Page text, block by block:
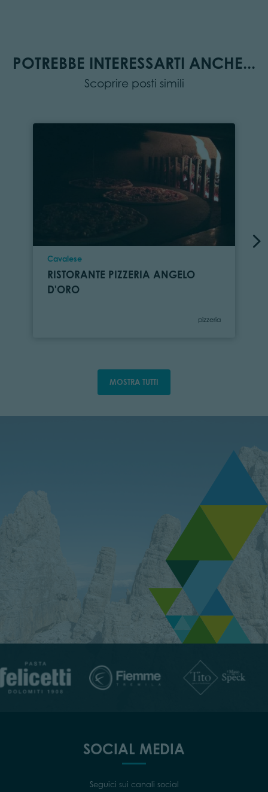
POTREBBE INTERESSARTI ANCHE...
Scoprire posti simili
Località
Cavalese
RISTORANTE PIZZERIA ANGELO
D'ORO
Categoria
pizzeria
MOSTRA TUTTI
SOCIAL MEDIA
Seguici sui canali social